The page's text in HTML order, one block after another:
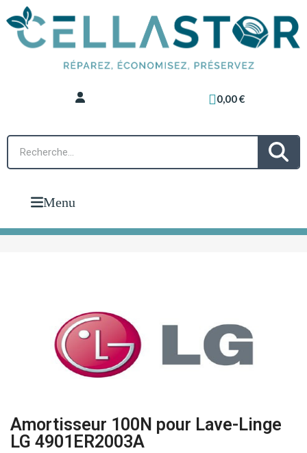
0,00 €
Menu
Amortisseur 100N pour Lave-Linge
LG 4901ER2003A